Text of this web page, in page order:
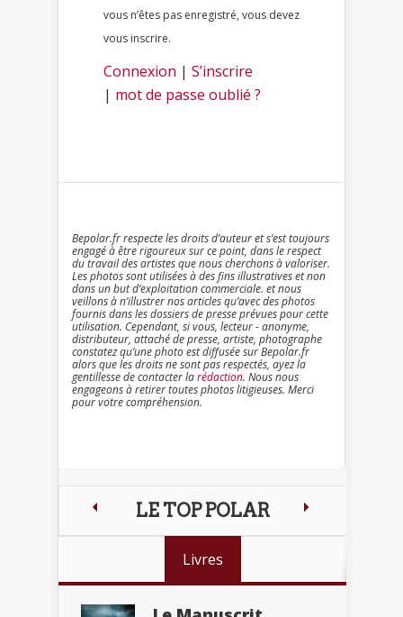
vous n’êtes pas enregistré, vous devez
vous inscrire.
Connexion | S’inscrire
| mot de passe oublié ?
Bepolar.fr respecte les droits d’auteur et s’est toujours
engagé à être rigoureux sur ce point, dans le respect
du travail des artistes que nous cherchons à valoriser.
Les photos sont utilisées à des fins illustratives et non
dans un but d’exploitation commerciale. et nous
veillons à n’illustrer nos articles qu’avec des photos
fournis dans les dossiers de presse prévues pour cette
utilisation. Cependant, si vous, lecteur - anonyme,
distributeur, attaché de presse, artiste, photographe
constatez qu’une photo est diffusée sur Bepolar.fr
alors que les droits ne sont pas respectés, ayez la
gentillesse de contacter larédaction. Nous nous
engageons à retirer toutes photos litigieuses. Merci
pour votre compréhension.
LE TOP POLAR
Livres